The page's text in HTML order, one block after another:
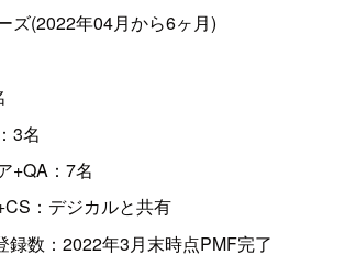
ズ(2022年04月から6ヶ月)
3名
+QA：7名
：デジカルと共有
録数：2022年3月末時点PMF完了